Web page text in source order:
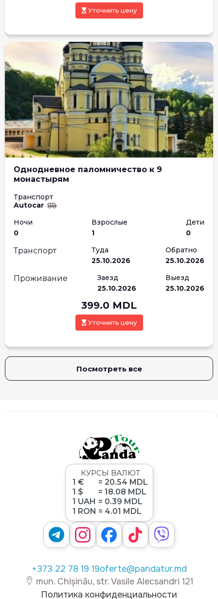
Уточнить цену
Однодневное паломничество к 9
монастырям
Транспорт
Autocar
Ночи
0
Взрослые
1
Дети
0
Транспорт
Туда
25.10.2026
Обратно
25.10.2026
Проживание
Заезд
25.10.2026
Выезд
25.10.2026
399.0 MDL
Уточнить цену
Посмотреть все
КУРСЫ ВАЛЮТ
1 €
= 20.54 MDL
1 $
= 18.08 MDL
1 UAH = 0.39 MDL
1 RON = 4.01 MDL
+373 22 78 19 19oferte@pandatur.md
mun. Chișinău, str. Vasile Alecsandri 121
Политика конфиденциальности